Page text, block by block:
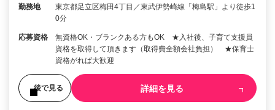
勤務地
東京都足立区梅田4丁目／東武伊勢崎線「梅島駅」より徒歩1
0分
応募資格
無資格OK・ブランクある方もOK ★入社後、子育て支援員
資格を取得して頂きます（取得費全額会社負担） ★保育士
資格がれば大歓迎
後で見る 詳細を見る